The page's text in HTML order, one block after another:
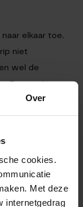
Over
cookies.
Met deze
internetgedrag
elkaar toe.
niet
wel de
Deze grip
Deze
aan dan
van de